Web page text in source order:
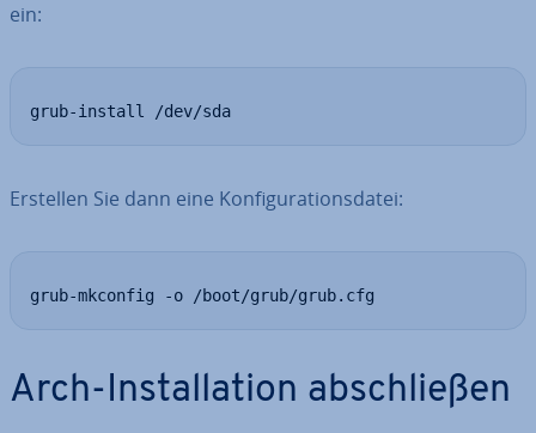
ein:
grub-install /dev/sda
Erstellen Sie dann eine Kon­fi­gu­ra­ti­ons­da­tei:
grub-mkconfig -o /boot/grub/grub.cfg
Arch-In­stal­la­ti­on ab­schlie­ßen